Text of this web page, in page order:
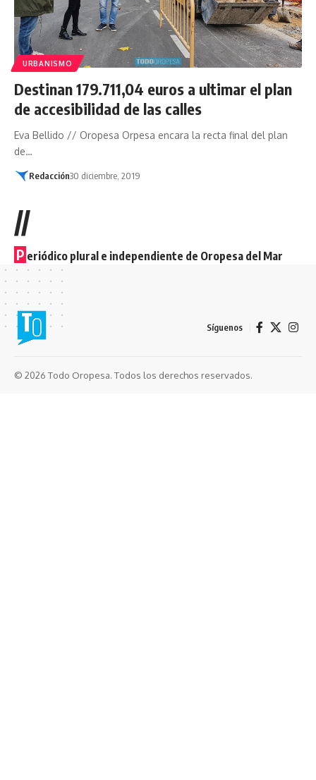
URBANISMO
Destinan 179.711,04 euros a ultimar el plan
de accesibilidad de las calles
Eva Bellido // Oropesa Orpesa encara la recta final del plan
de…
Redacción30 diciembre, 2019
//
P eriódico plural e independiente de Oropesa del Mar
Síguenos
© 2026 Todo Oropesa. Todos los derechos reservados.